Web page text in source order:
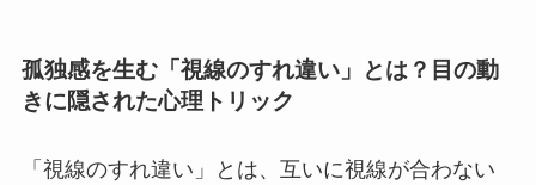
孤独感を生む「視線のすれ違い」とは？目の動
きに隠された心理トリック
「視線のすれ違い」とは、互いに視線が合わない